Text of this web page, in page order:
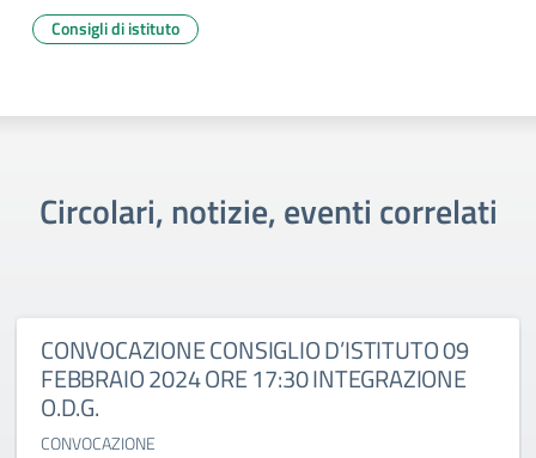
Consigli di istituto
Circolari, notizie, eventi correlati
CONVOCAZIONE CONSIGLIO D’ISTITUTO 09
FEBBRAIO 2024 ORE 17:30 INTEGRAZIONE
O.D.G.
CONVOCAZIONE